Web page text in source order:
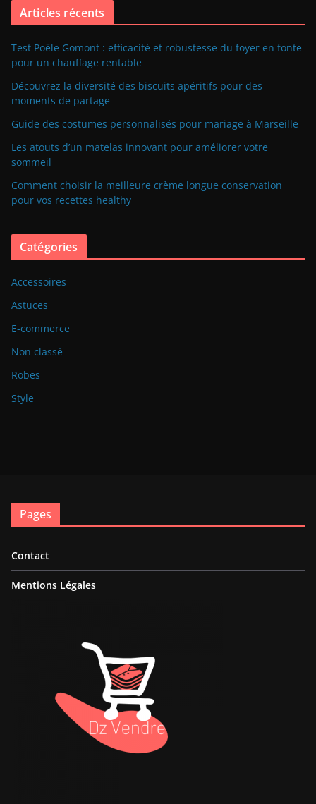
Articles récents
Test Poêle Gomont : efficacité et robustesse du foyer en fonte
pour un chauffage rentable
Découvrez la diversité des biscuits apéritifs pour des
moments de partage
Guide des costumes personnalisés pour mariage à Marseille
Les atouts d’un matelas innovant pour améliorer votre
sommeil
Comment choisir la meilleure crème longue conservation
pour vos recettes healthy
Catégories
Accessoires
Astuces
E-commerce
Non classé
Robes
Style
Pages
Contact
Mentions Légales